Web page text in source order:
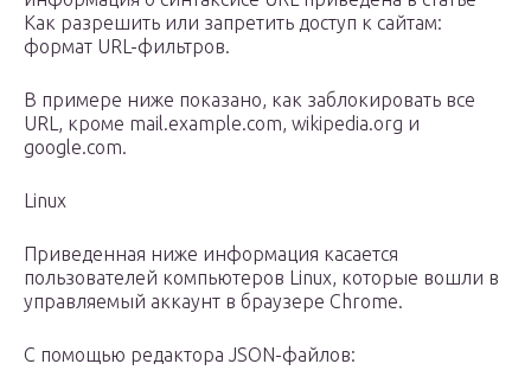
Как разрешить или запретить доступ к сайтам:
формат URL-фильтров.
В примере ниже показано, как заблокировать все
URL, кроме mail.example.com, wikipedia.org и
google.com.
Linux
Приведенная ниже информация касается
пользователей компьютеров Linux, которые вошли в
управляемый аккаунт в браузере Chrome.
С помощью редактора JSON-файлов: